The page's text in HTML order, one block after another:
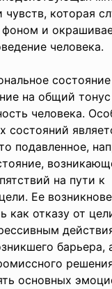
которая
и
человека.
на общий
человека.
состояний
подавленное,
на пути к
Ее
как отказу от
барьера,
основных